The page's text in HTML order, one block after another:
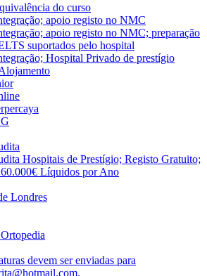
do curso
apoio registo no NMC
apoio registo no NMC; preparação
suportados pelo hospital
Hospital Privado de prestígio
Hospitais de Prestígio; Registo Gratuito;
Líquidos por Ano
Londres
devem ser enviadas para